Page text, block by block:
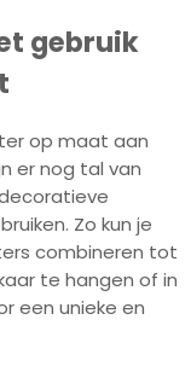
gebruik
op maat aan
er nog tal van
Zo kun je
combineren tot
te hangen of in
een unieke en